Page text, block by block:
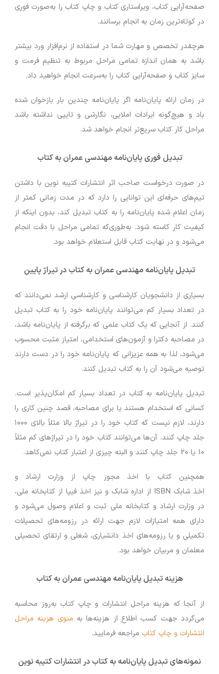
صفحه‌آرایی کتاب، ویراستاری کتاب و چاپ کتاب را به‌صورت فوری
در کوتاه‌ترین زمان به انجام برسانند.
هرچقدر تخصص و مهارت شما در استفاده از نرم‌افزار ورد بیشتر
باشد به همان اندازه تمامی مراحل مربوط به تنظیم فرمت و
سایز کتاب و صفحه‌آرایی کتاب را به‌سرعت انجام خواهید داد.
در زمان ارائه پایان‌نامه اگر پایان‌نامه چندین بار بازخوان شده
باد و هیچ‌گونه ایرادات املایی، نگارشی و تایپی نداشته باشد
مراحل کار کتاب سریع‌تر انجام خواهد شد.
تبدیل فوری پایان‌نامه مهندسی عمران به کتاب
در صورت درخواست صاحب اثر انتشارات کتیبه نوین با داشتن
تیم‌های حرفه‌ای این توانایی را دارد که در مدت زمانی کمتر از
زمان اعلام شده پایان‌نامه را به کتاب تبدیل کند، بدون اینکه از
کیفیت کار کاسته شود. به‌طوری‌که تمامی مراحل با دقت انجام
می‌شود و در نهایت کتاب قابل استعلام خواهد بود.
تبدیل پایان‌نامه مهندسی عمران به کتاب در تیراژ پایین
بسیاری از دانشجویان کارشناسی و کارشناسی ارشد نمی‌دانند که
در تعداد بسیار کم می‌توانند پایان‌نامه خود را به کتاب تبدیل
کنند. از آنجایی که یک کتاب علمی که برگرفته از پایان‌نامه باشد،
در مصاحبه دکترا و آزمون‌های استخدامی، امتیاز مثبت محسوب
می‌شود، لذا به همه عزیزانی که پایان‌نامه خود را در دست دارند
توصیه می‌شود آن را به کتاب تبدیل کنند.
تبدیل پایان‌نامه به کتاب در تعداد بسیار کم امکان‌پذیر است.
کسانی که استخدام هستند یا برای مصاحبه، قصد چنین کاری را
دارند، لازم نیست که کتاب خود را در تیراژ بالا مثلاً بالای ۱۰۰۰
جلد چاپ کنند. آن‌ها می‌توانند کتاب خود را در تیراژهای کم مثلاً
10 یا 20 جلد چاپ کنند و البته چیزی از اعتبار کتاب نمی‌کاهد.
همچنین کتاب با اخذ مجوز چاپ از وزارت ارشاد و
اخذ شابک ISBN از اداره شابک و نیز اخذ فیپا از کتابخانه ملی،
در وزارت ارشاد و کتابخانه ملی ثبت و اعلام وصول می‌شود و
دارای همه امتیازات لازم جهت ارائه در رزومه‌های تحصیلات
تکمیلی و یا رزومه‌های اخذ دانشیاری، شغلی و ارتقای تحصیلی
معلمان و مربیان خواهد بود.
هزینه تبدیل پایان‌نامه مهندسی عمران به کتاب
از آنجا که هزینه‌ مراحل انتشارات و چاپ کتاب به‌روز محاسبه
می‌گردد جهت کسب اطلاع از هزینه‌ها به منوی هزینه‌ مراحل
انتشارات و چاپ کتاب مراجعه فرمایید.
نمونه‌های تبدیل پایان‌نامه به کتاب در انتشارات کتیبه نوین